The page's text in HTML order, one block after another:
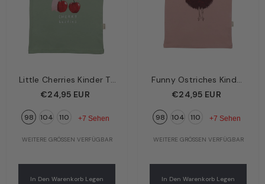
Little Cherries Kinder T-
Shirt Grün – Kleine
Baumwolle GOTS |
€24,95 EUR
98 104 110 +7 Sehen
WEITERE GRÖSSEN VERFÜGBAR
In Den Warenkorb Legen
Funny Ostriches Kinder
T-Shirt Rosa – Lustige
Baumwolle GOTS |
€24,95 EUR
98 104 110 +7 Sehen
WEITERE GRÖSSEN VERFÜGBAR
In Den Warenkorb Legen